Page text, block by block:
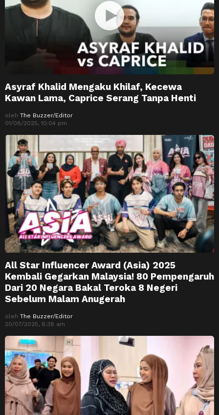
Asyraf Khalid Mengaku Khilaf, Kecewa
Kawan Lama, Caprice Serang Tanpa Henti
oleh The Buzzer/Editor
01/08/2025, 10:04 pm
All Star Influencer Award (Asia) 2025
Kembali Gegarkan Malaysia! 80 Pempengaruh
Dari 20 Negara Bakal Teroka 8 Negeri
Sebelum Malam Anugerah
oleh The Buzzer/Editor
20/07/2025, 8:38 am